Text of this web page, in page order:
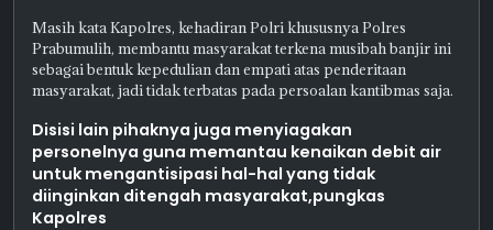
Masih kata Kapolres, kehadiran Polri khususnya Polres
Prabumulih, membantu masyarakat terkena musibah banjir ini
sebagai bentuk kepedulian dan empati atas penderitaan
masyarakat, jadi tidak terbatas pada persoalan kantibmas saja.
Disisi lain pihaknya juga menyiagakan
personelnya guna memantau kenaikan debit air
untuk mengantisipasi hal-hal yang tidak
diinginkan ditengah masyarakat,pungkas
Kapolres